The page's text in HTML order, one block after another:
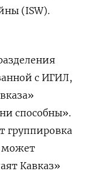
(ISW).
с ИГИЛ,
способны».
группировка
может
Кавказ»